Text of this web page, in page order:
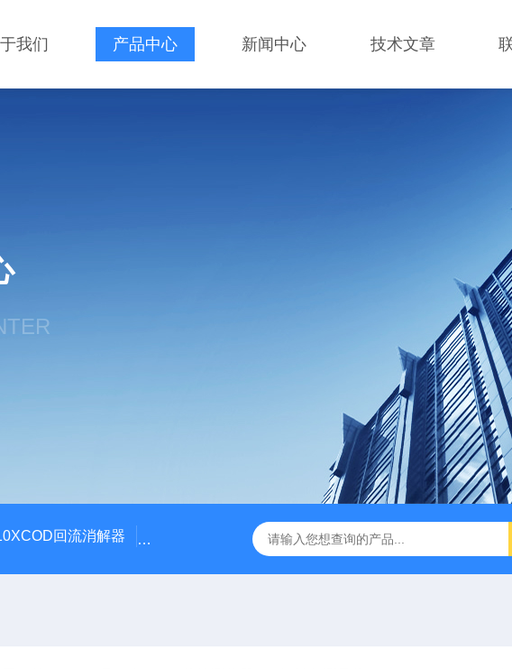
我们 产品中心 新闻中心 技术文章
回流消解器 LJ-W110X标准COD消解器 LJ-W110XCOD消解器